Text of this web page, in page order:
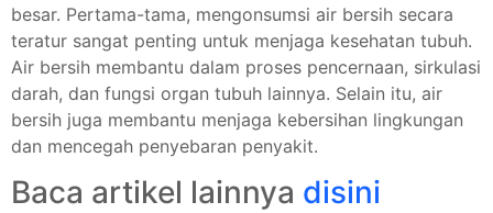
besar. Pertama-tama, mengonsumsi air bersih secara
teratur sangat penting untuk menjaga kesehatan tubuh.
Air bersih membantu dalam proses pencernaan, sirkulasi
darah, dan fungsi organ tubuh lainnya. Selain itu, air
bersih juga membantu menjaga kebersihan lingkungan
dan mencegah penyebaran penyakit.
Baca artikel lainnya disini